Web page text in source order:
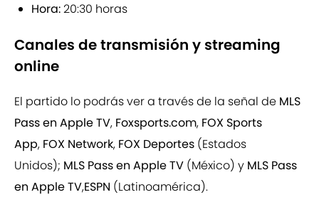
Hora:20:30 horas
Canales de transmisión y streaming
online
El partido lo podrás ver a través de la señal de MLS
Pass en Apple TV, Foxsports.com, FOX Sports
App, FOX Network, FOX Deportes (Estados
Unidos); MLS Pass en Apple TV (México) y MLS Pass
en Apple TV,ESPN (Latinoamérica).